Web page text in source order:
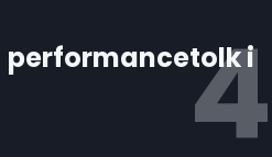
performancetolk i